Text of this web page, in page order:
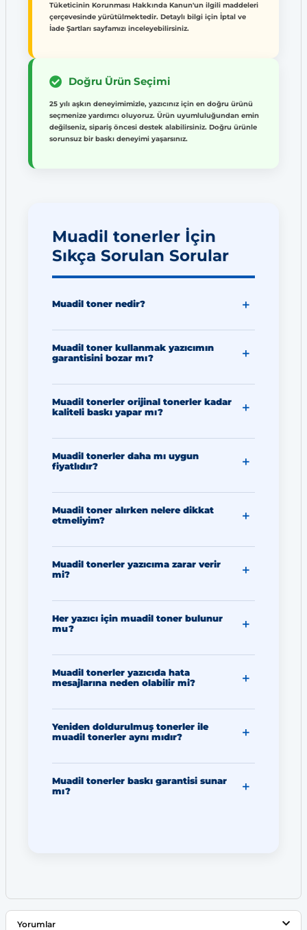
Tüketicinin Korunması Hakkında Kanun'un ilgili maddeleri
çerçevesinde yürütülmektedir. Detaylı bilgi için İptal ve
İade Şartları sayfamızı inceleyebilirsiniz.
Doğru Ürün Seçimi
25 yılı aşkın deneyimimizle, yazıcınız için en doğru ürünü
seçmenize yardımcı oluyoruz. Ürün uyumluluğundan emin
değilseniz, sipariş öncesi destek alabilirsiniz. Doğru ürünle
sorunsuz bir baskı deneyimi yaşarsınız.
Muadil tonerler İçin
Sıkça Sorulan Sorular
Muadil toner nedir?
Muadil toner kullanmak yazıcımın
garantisini bozar mı?
Muadil tonerler orijinal tonerler kadar
kaliteli baskı yapar mı?
Muadil tonerler daha mı uygun
fiyatlıdır?
Muadil toner alırken nelere dikkat
etmeliyim?
Muadil tonerler yazıcıma zarar verir
mi?
Her yazıcı için muadil toner bulunur
mu?
Muadil tonerler yazıcıda hata
mesajlarına neden olabilir mi?
Yeniden doldurulmuş tonerler ile
muadil tonerler aynı mıdır?
Muadil tonerler baskı garantisi sunar
mı?
Yorumlar